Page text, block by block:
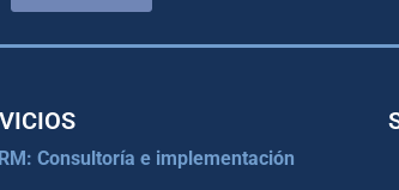
Consultoría e implementación